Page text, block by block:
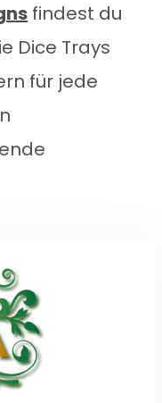
findest du
Dice Trays
für jede